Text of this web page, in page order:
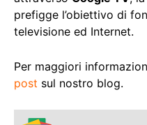
prefigge l’obiettivo di
televisione ed Internet.
Per maggiori
post sul nostro blog.